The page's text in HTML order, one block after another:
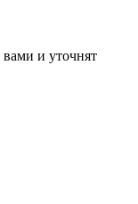
и уточнят